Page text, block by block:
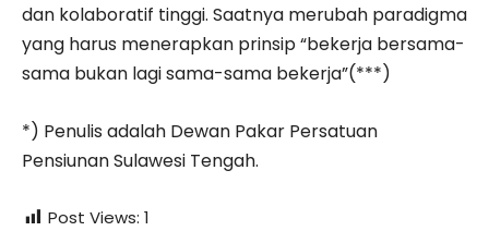
dan kolaboratif tinggi. Saatnya merubah paradigma
yang harus menerapkan prinsip “bekerja bersama-
sama bukan lagi sama-sama bekerja”(***)
*) Penulis adalah Dewan Pakar Persatuan
Pensiunan Sulawesi Tengah.
Post Views: 1